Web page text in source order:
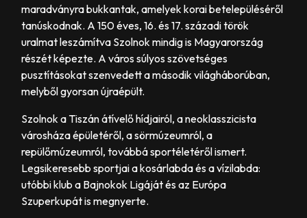
maradványra bukkantak, amelyek korai betelepüléséről
tanúskodnak. A 150 éves, 16. és 17. századi török
uralmat leszámítva Szolnok mindig is Magyarország
részét képezte. A város súlyos szövetséges
pusztításokat szenvedett a második világháborúban,
melyből gyorsan újraépült.
Szolnok a Tiszán átívelő hídjairól, a neoklasszicista
városháza épületéről, a sörmúzeumról, a
repülőmúzeumról, továbbá sportéletéről ismert.
Legsikeresebb sportjai a kosárlabda és a vízilabda:
utóbbi klub a Bajnokok Ligáját és az Európa
Szuperkupát is megnyerte.